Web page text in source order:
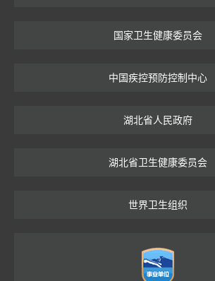
国家卫生健康委员会
中国疾控预防控制中心
湖北省人民政府
湖北省卫生健康委员会
世界卫生组织